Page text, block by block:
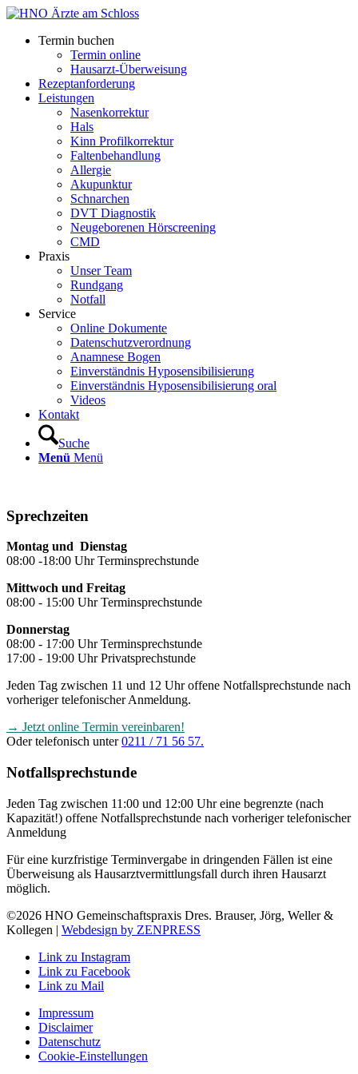
Termin buchen
Termin online
Hausarzt-Überweisung
Rezeptanforderung
Leistungen
Nasenkorrektur
Hals
Kinn Profilkorrektur
Faltenbehandlung
Allergie
Akupunktur
Schnarchen
DVT Diagnostik
Neugeborenen Hörscreening
CMD
Praxis
Unser Team
Rundgang
Notfall
Service
Online Dokumente
Datenschutzverordnung
Anamnese Bogen
Einverständnis Hyposensibilisierung
Einverständnis Hyposensibilisierung oral
Videos
Kontakt
Suche
Menü Menü
Sprechzeiten
Montag und Dienstag
08:00 -18:00 Uhr Terminsprechstunde
Mittwoch und Freitag
08:00 - 15:00 Uhr Terminsprechstunde
Donnerstag
08:00 - 17:00 Uhr Terminsprechstunde
17:00 - 19:00 Uhr Privatsprechstunde
Jeden Tag zwischen 11 und 12 Uhr offene Notfallsprechstunde nach
vorheriger telefonischer Anmeldung.
→ Jetzt online Termin vereinbaren!
Oder telefonisch unter0211 / 71 56 57.
Notfallsprechstunde
Jeden Tag zwischen 11:00 und 12:00 Uhr eine begrenzte (nach
Kapazität!) offene Notfallsprechstunde nach vorheriger telefonischer
Anmeldung
Für eine kurzfristige Terminvergabe in dringenden Fällen ist eine
Überweisung als Hausarztvermittlungsfall durch ihren Hausarzt
möglich.
©2026 HNO Gemeinschaftspraxis Dres. Brauser, Jörg, Weller &
Kollegen | Webdesign by ZENPRESS
Link zu Instagram
Link zu Facebook
Link zu Mail
Impressum
Disclaimer
Datenschutz
Cookie-Einstellungen